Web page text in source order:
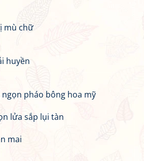
mù chữ
huyền
pháo bông hoa mỹ
lửa sắp lụi tàn
mai